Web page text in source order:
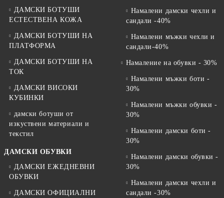
ДАМСКИ БОТУШИ
ЕСТЕСТВЕНА КОЖА
ДАМСКИ БОТУШИ НА
ПЛАТФОРМА
ДАМСКИ БОТУШИ НА
ТОК
ДАМСКИ ВИСОКИ
КУБИНКИ
дамски ботуши от
изкуствени материали и
текстил
ДАМСКИ ОБУВКИ
ДАМСКИ ЕЖЕДНЕВНИ
ОБУВКИ
ДАМСКИ ОФИЦИАЛНИ
Намалени дамски чехли и
сандали -40%
Намалени мъжки чехли и
сандали-40%
Намаление на обувки - 30%
Намалени мъжки боти -
30%
Намалени мъжки обувки -
30%
Намалени дамски боти -
30%
Намалени дамски обувки -
30%
Намалени дамски чехли и
сандали -30%